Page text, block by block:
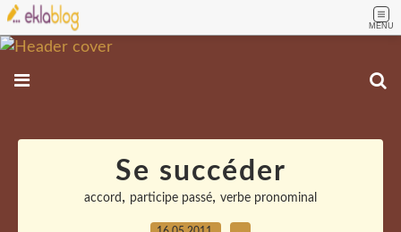
MENU
Se succéder
accord , participe passé, verbe pronominal